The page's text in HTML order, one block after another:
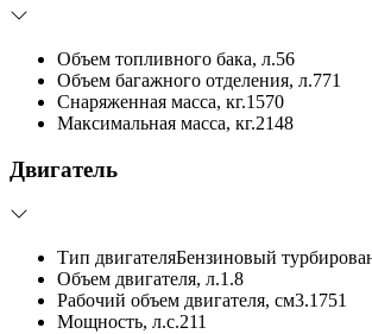
Объем топливного бака, л.56
Объем багажного отделения, л.771
Снаряженная масса, кг.1570
Максимальная масса, кг.2148
Двигатель
Тип двигателяБензиновый
Объем двигателя, л.1.8
Рабочий объем двигателя, см3.1751
Мощность, л.с.211